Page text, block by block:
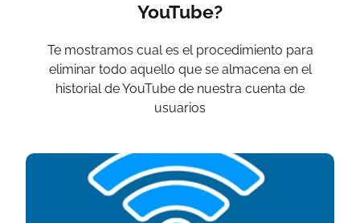
YouTube?
Te mostramos cual es el procedimiento para
eliminar todo aquello que se almacena en el
historial de YouTube de nuestra cuenta de
usuarios